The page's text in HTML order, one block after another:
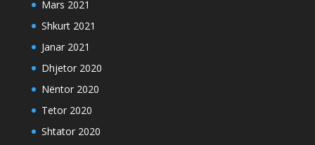
Mars 2021
Shkurt 2021
Janar 2021
Dhjetor 2020
Nëntor 2020
Tetor 2020
Shtator 2020